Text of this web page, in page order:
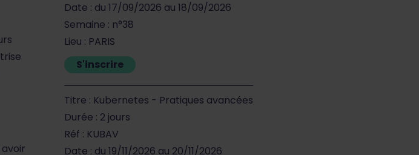
avoir
Date : du 17/09/2026 au 18/09/2026
Semaine : n°38
Lieu : PARIS
S'inscrire
Titre : Kubernetes - Pratiques avancées
Durée : 2 jours
Réf : KUBAV
Date : du 19/11/2026 au 20/11/2026